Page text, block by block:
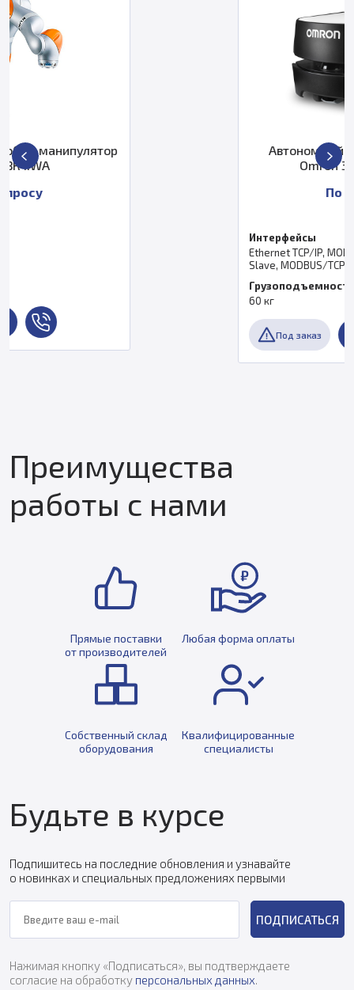
Автономный мобильный робот
Omron 37032-20004
Ethernet TCP/IP, MODBUS Master, MODBUS
Slave, MODBUS/TCP, Serial RS-232C
Преимущества
работы с нами
Прямые поставки
от производителей
Любая форма оплаты
Собственный склад
оборудования
Квалифицированные
специалисты
Будьте в курсе
Подпишитесь на последние обновления и узнавайте
о новинках и специальных предложениях первыми
ПОДПИСАТЬСЯ
Нажимая кнопку «Подписаться», вы подтверждаете
согласие на обработку персональных данных